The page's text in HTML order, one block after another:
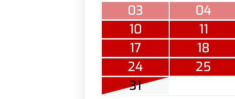
03
04
10
11
17
18
24
25
31